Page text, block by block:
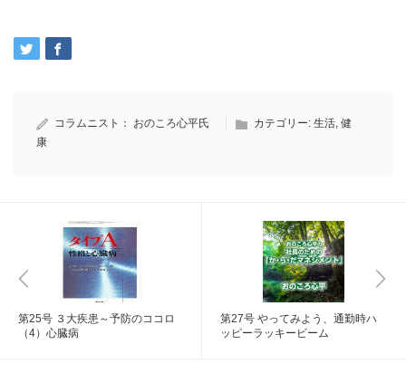
コラムニスト： おのころ心平氏 カテゴリー: 生活, 健
康
第25号 ３大疾患～予防のココロ
（4）心臓病
第27号 やってみよう、通勤時ハ
ッピーラッキービーム